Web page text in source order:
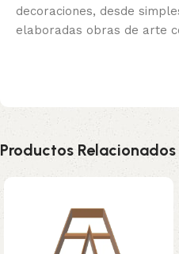
decoraciones, desde
elaboradas obras de arte
Productos Relacionados